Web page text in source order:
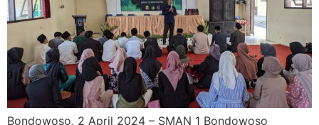
Bondowoso, 2 April 2024 – SMAN 1 Bondowoso